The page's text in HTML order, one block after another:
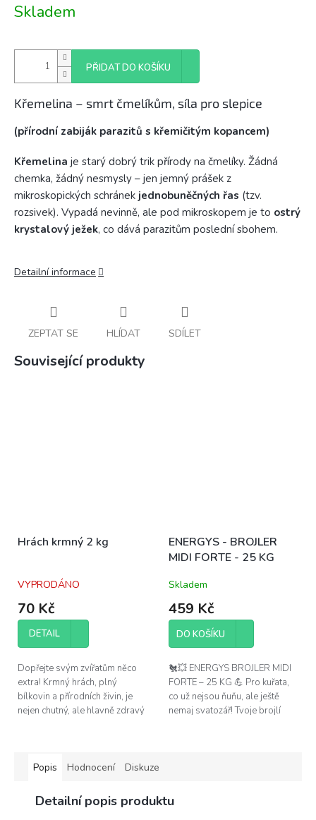
cena:
Skladem
PŘIDAT DO KOŠÍKU
Křemelina – smrt čmelíkům, síla pro slepice
(přírodní zabiják parazitů s křemičitým kopancem)
Křemelina je starý dobrý trik přírody na čmelíky. Žádná
chemka, žádný nesmysly – jen jemný prášek z
mikroskopických schránek jednobuněčných řas (tzv.
rozsivek). Vypadá nevinně, ale pod mikroskopem je to ostrý
krystalový ježek, co dává parazitům poslední sbohem.
Detailní informace
ZEPTAT SE HLÍDAT SDÍLET
Související produkty
Hrách krmný 2 kg
VYPRODÁNO
70 Kč
DETAIL
Dopřejte svým zvířatům něco
extra! Krmný hrách, plný
bílkovin a přírodních živin, je
nejen chutný, ale hlavně zdravý
ENERGYS - BROJLER
MIDI FORTE - 25 KG
Skladem
459 Kč
DO KOŠÍKU
🐔💥 ENERGYS BROJLER MIDI
FORTE – 25 KG 💪 Pro kuřata,
co už nejsou ňuňu, ale ještě
nemaj svatozář! Tvoje brojlí
Popis Hodnocení Diskuze
Detailní popis produktu